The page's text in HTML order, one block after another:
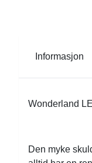
Informasjon
Wonderland
Den myke